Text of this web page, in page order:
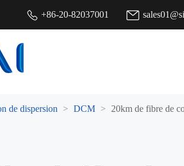
+86-20-82037001
de dispersion DCM 20km de fibre de